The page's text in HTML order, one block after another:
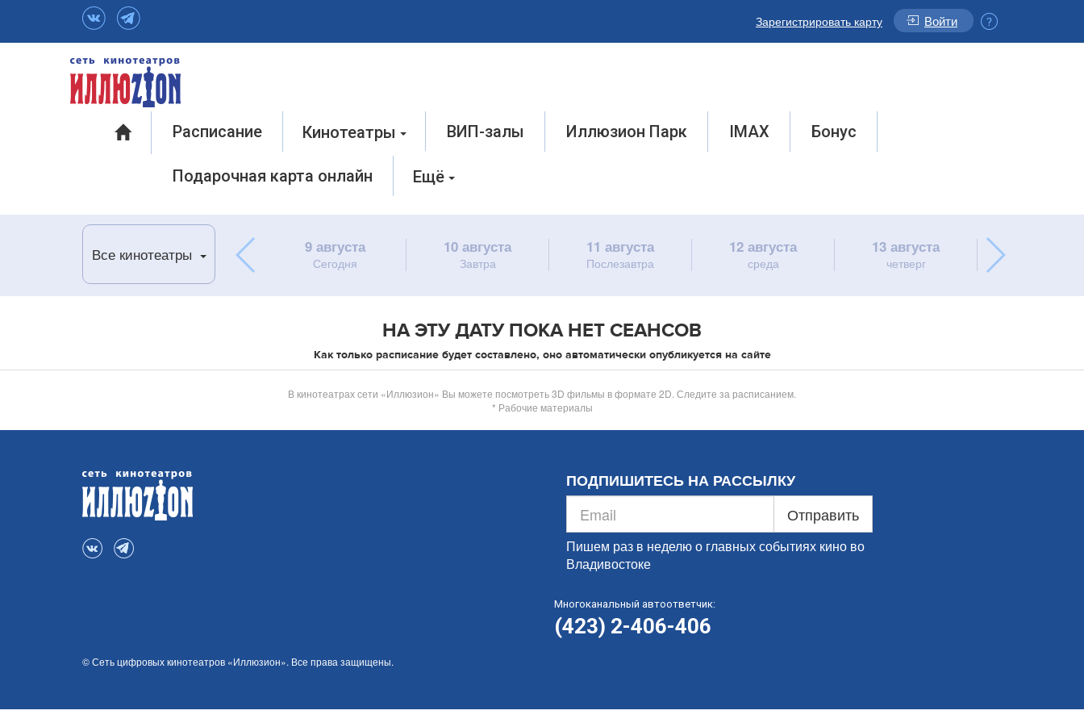
Зарегистрировать карту Войти
Расписание Кинотеатры ВИП-залы Иллюзион Парк IMAX Бонус
Подарочная карта онлайн Ещё
Все кинотеатры 9 августа
Сегодня
10 августа
Завтра
11 августа
Послезавтра
12 августа
среда
13 августа
четверг
НА ЭТУ ДАТУ ПОКА НЕТ СЕАНСОВ
Как только расписание будет составлено, оно автоматически опубликуется на сайте
В кинотеатрах сети «Иллюзион» Вы можете посмотреть 3D фильмы в формате 2D. Следите за расписанием.
* Рабочие материалы
ПОДПИШИТЕСЬ НА РАССЫЛКУ
Отправить
Пишем раз в неделю о главных событиях кино во
Владивостоке
Многоканальный автоответчик:
(423) 2-406-406
© Сеть цифровых кинотеатров «Иллюзион». Все права защищены.